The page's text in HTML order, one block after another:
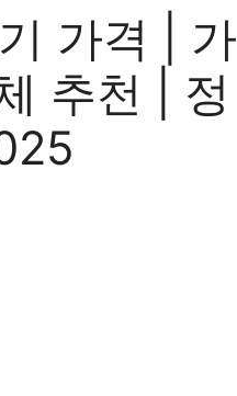
가격 | 가
추천 | 정